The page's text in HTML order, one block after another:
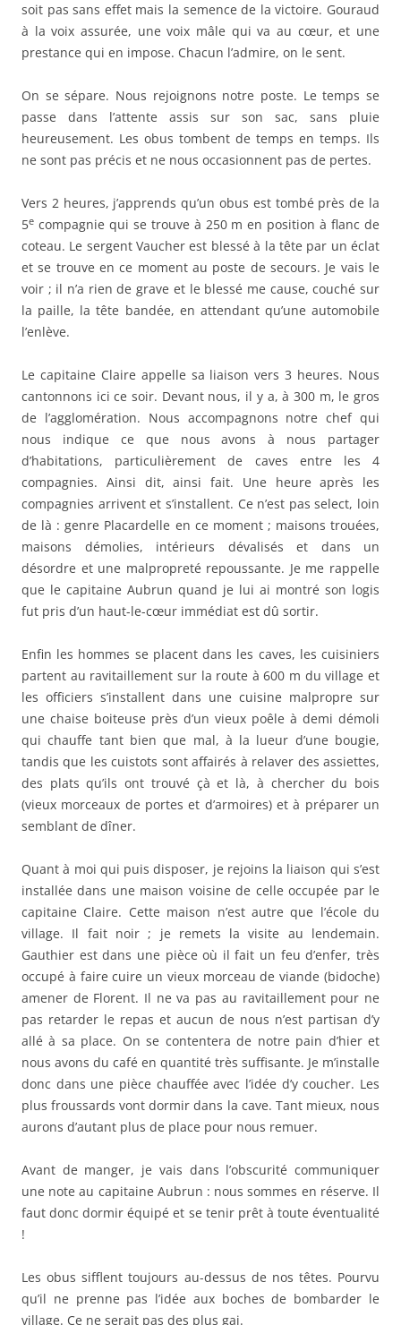
soit pas sans effet mais la semence de la victoire. Gouraud
à la voix assurée, une voix mâle qui va au cœur, et une
prestance qui en impose. Chacun l’admire, on le sent.
On se sépare. Nous rejoignons notre poste. Le temps se
passe dans l’attente assis sur son sac, sans pluie
heureusement. Les obus tombent de temps en temps. Ils
ne sont pas précis et ne nous occasionnent pas de pertes.
Vers 2 heures, j’apprends qu’un obus est tombé près de la
5e compagnie qui se trouve à 250 m en position à flanc de
coteau. Le sergent Vaucher est blessé à la tête par un éclat
et se trouve en ce moment au poste de secours. Je vais le
voir ; il n’a rien de grave et le blessé me cause, couché sur
la paille, la tête bandée, en attendant qu’une automobile
l’enlève.
Le capitaine Claire appelle sa liaison vers 3 heures. Nous
cantonnons ici ce soir. Devant nous, il y a, à 300 m, le gros
de l’agglomération. Nous accompagnons notre chef qui
nous indique ce que nous avons à nous partager
d’habitations, particulièrement de caves entre les 4
compagnies. Ainsi dit, ainsi fait. Une heure après les
compagnies arrivent et s’installent. Ce n’est pas select, loin
de là : genre Placardelle en ce moment ; maisons trouées,
maisons démolies, intérieurs dévalisés et dans un
désordre et une malpropreté repoussante. Je me rappelle
que le capitaine Aubrun quand je lui ai montré son logis
fut pris d’un haut-le-cœur immédiat est dû sortir.
Enfin les hommes se placent dans les caves, les cuisiniers
partent au ravitaillement sur la route à 600 m du village et
les officiers s’installent dans une cuisine malpropre sur
une chaise boiteuse près d’un vieux poêle à demi démoli
qui chauffe tant bien que mal, à la lueur d’une bougie,
tandis que les cuistots sont affairés à relaver des assiettes,
des plats qu’ils ont trouvé çà et là, à chercher du bois
(vieux morceaux de portes et d’armoires) et à préparer un
semblant de dîner.
Quant à moi qui puis disposer, je rejoins la liaison qui s’est
installée dans une maison voisine de celle occupée par le
capitaine Claire. Cette maison n’est autre que l’école du
village. Il fait noir ; je remets la visite au lendemain.
Gauthier est dans une pièce où il fait un feu d’enfer, très
occupé à faire cuire un vieux morceau de viande (bidoche)
amener de Florent. Il ne va pas au ravitaillement pour ne
pas retarder le repas et aucun de nous n’est partisan d’y
allé à sa place. On se contentera de notre pain d’hier et
nous avons du café en quantité très suffisante. Je m’installe
donc dans une pièce chauffée avec l’idée d’y coucher. Les
plus froussards vont dormir dans la cave. Tant mieux, nous
aurons d’autant plus de place pour nous remuer.
Avant de manger, je vais dans l’obscurité communiquer
une note au capitaine Aubrun : nous sommes en réserve. Il
faut donc dormir équipé et se tenir prêt à toute éventualité
!
Les obus sifflent toujours au-dessus de nos têtes. Pourvu
qu’il ne prenne pas l’idée aux boches de bombarder le
village. Ce ne serait pas des plus gai.